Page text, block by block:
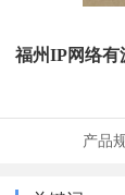
福州IP网络有
产品